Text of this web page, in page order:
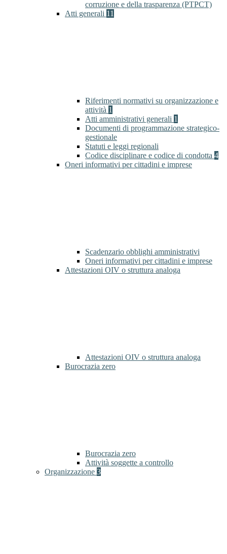
corruzione e della trasparenza (PTPCT)
Atti generali 11
Riferimenti normativi su organizzazione e
attività 1
Atti amministrativi generali 1
Documenti di programmazione strategico-
gestionale
Statuti e leggi regionali
Codice disciplinare e codice di condotta 4
Oneri informativi per cittadini e imprese
Scadenzario obblighi amministrativi
Oneri informativi per cittadini e imprese
Attestazioni OIV o struttura analoga
Attestazioni OIV o struttura analoga
Burocrazia zero
Burocrazia zero
Attività soggette a controllo
Organizzazione 3